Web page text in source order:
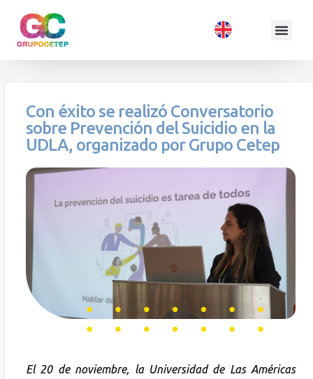
Con éxito se realizó Conversatorio
sobre Prevención del Suicidio en la
UDLA, organizado por Grupo Cetep
El 20 de noviembre, la Universidad de Las Américas